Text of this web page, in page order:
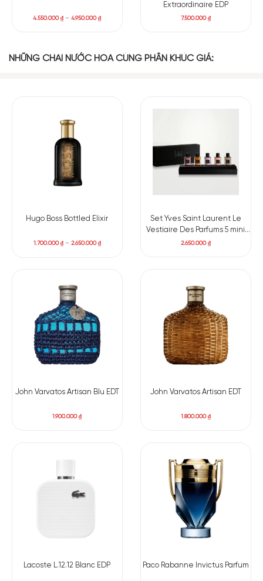
4.550.000₫ –4.950.000₫
Extraordinaire EDP
7.500.000₫
NHỮNG CHAI NƯỚC HOA CÙNG PHÂN KHÚC GIÁ:
Hugo Boss Bottled Elixir
1.700.000₫– 2.650.000₫
Set Yves Saint Laurent Le
Vestiaire Des Parfums 5 mini
(Cuir, Blouse, Muse, Tuxedo,
2.650.000₫
John Varvatos Artisan Blu EDT
1.900.000₫
John Varvatos Artisan EDT
1.800.000₫
Lacoste L.12.12 Blanc EDP Paco Rabanne Invictus Parfum